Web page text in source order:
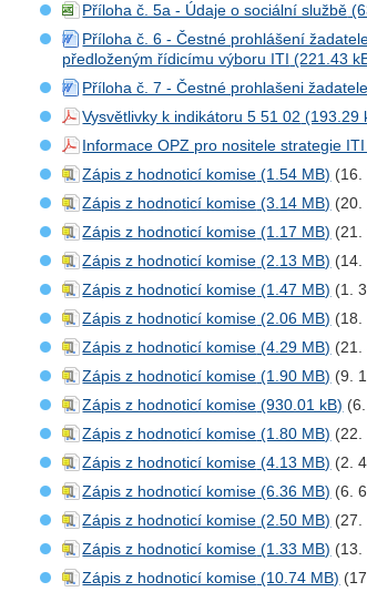
Příloha č. 5a - Údaje o sociální službě
Příloha č. 6 - Čestné prohlášení
předloženým řídicímu výboru ITI
Příloha č. 7 - Čestné prohlašeni
Vysvětlivky k indikátoru 5 51 02
Informace OPZ pro nositele strategie ITI
Zápis z hodnoticí komise
(16.
Zápis z hodnoticí komise
(20.
Zápis z hodnoticí komise
(21.
Zápis z hodnoticí komise
(14.
Zápis z hodnoticí komise
(1.
Zápis z hodnoticí komise
(18.
Zápis z hodnoticí komise
(21.
Zápis z hodnoticí komise
(9.
Zápis z hodnoticí komise
Zápis z hodnoticí komise
(22.
Zápis z hodnoticí komise
(2.
Zápis z hodnoticí komise
(6.
Zápis z hodnoticí komise
(27.
Zápis z hodnoticí komise
(13.
Zápis z hodnoticí komise